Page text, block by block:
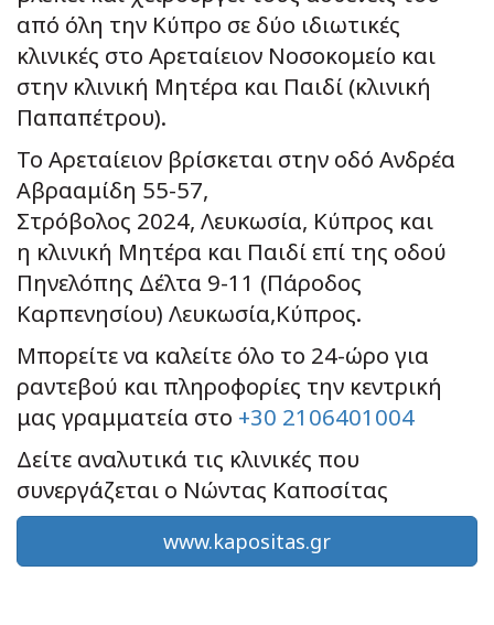
από όλη την Κύπρο σε δύο ιδιωτικές
κλινικές στο Αρεταίειον Νοσοκομείο και
στην κλινική Μητέρα και Παιδί (κλινική
Παπαπέτρου).
Το Αρεταίειον βρίσκεται στην οδό Ανδρέα
Αβρααμίδη 55-57,
Στρόβολος 2024, Λευκωσία, Κύπρος και
η κλινική Μητέρα και Παιδί επί της οδού
Πηνελόπης Δέλτα 9-11 (Πάροδος
Καρπενησίου) Λευκωσία,Κύπρος.
Μπορείτε να καλείτε όλο το 24-ώρο για
ραντεβού και πληροφορίες την κεντρική
μας γραμματεία στο +30 2106401004
Δείτε αναλυτικά τις κλινικές που
συνεργάζεται ο Νώντας Καποσίτας
www.kapositas.gr